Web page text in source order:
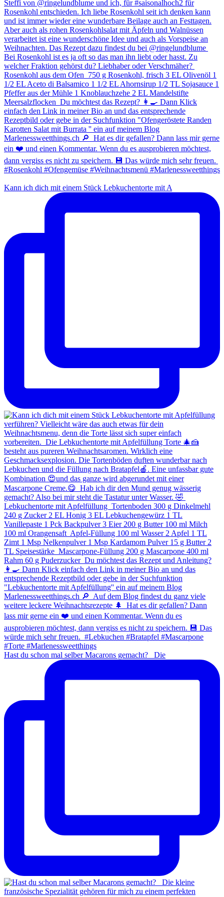
Kann ich dich mit einem Stück Lebkuchentorte mit A
Hast du schon mal selber Macarons gemacht? ⁠ ⁠ Die